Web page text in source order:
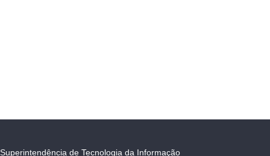
Superintendência de Tecnologia da Informação